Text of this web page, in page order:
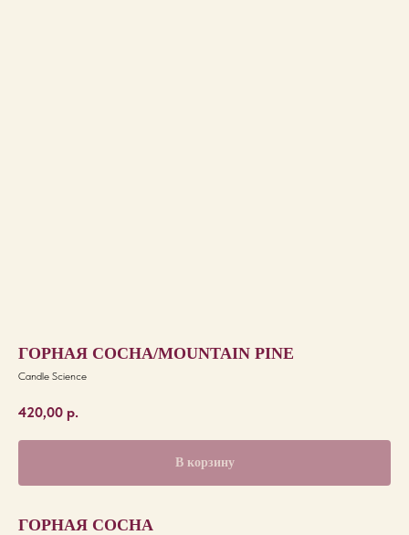
ГОРНАЯ СОСНА/MOUNTAIN PINE
Candle Science
420,00 р.
В корзину
ГОРНАЯ СОСНА